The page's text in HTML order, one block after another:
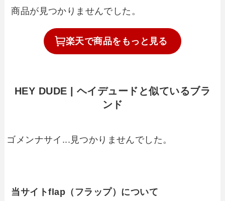
商品が見つかりませんでした。
楽天で商品を もっと見る
HEY DUDE | ヘイデュードと似ているブラ
ンド
ゴメンナサイ...見つかりませんでした。
当サイトflap（フラップ）について